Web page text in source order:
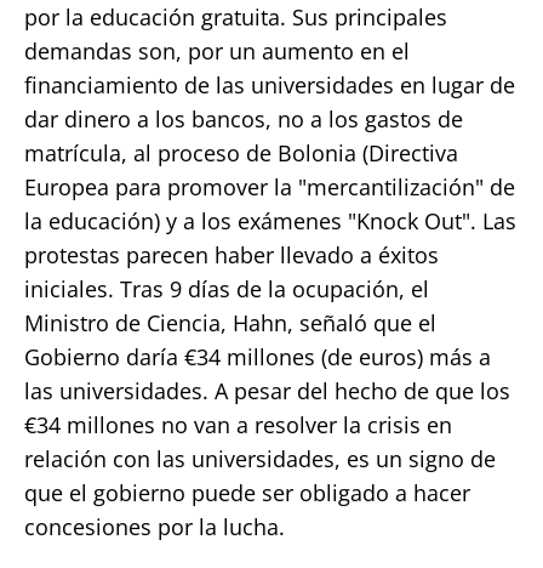
por la educación gratuita. Sus principales
demandas son, por un aumento en el
financiamiento de las universidades en lugar de
dar dinero a los bancos, no a los gastos de
matrícula, al proceso de Bolonia (Directiva
Europea para promover la "mercantilización" de
la educación) y a los exámenes "Knock Out". Las
protestas parecen haber llevado a éxitos
iniciales. Tras 9 días de la ocupación, el
Ministro de Ciencia, Hahn, señaló que el
Gobierno daría €34 millones (de euros) más a
las universidades. A pesar del hecho de que los
€34 millones no van a resolver la crisis en
relación con las universidades, es un signo de
que el gobierno puede ser obligado a hacer
concesiones por la lucha.